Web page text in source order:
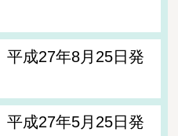
成27年8月25日発
成27年5月25日発